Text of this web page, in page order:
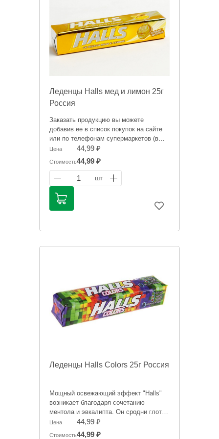
Леденцы Hаlls мед и лимон 25г
Россия
Заказать продукцию вы можете
добавив ее в список покупок на сайте
или по телефонам супермаркетов (в
зависимости от того, где вам будет
удобнее забрать заказ):
тел. 531-531, 8 911 524 05 21
(Администратор СМ на ул.
Ленинградская, 85)
тел. 759-995, 8 911 524 03 01
(Администратор СМ на ул. Герцена, 20)
справочный характер и не является
Цена 44,99 ₽
Стоимость44,99 ₽
1 шт
Леденцы Halls Colors 25г Россия
Мощный освежающий эффект "Halls"
возникает благодаря сочетанию
ментола и эвкалипта. Он сродни глотку
свежего воздуха в любой ситуации,
когда это необходимо - бодрит,
Цена 44,99 ₽
Стоимость44,99 ₽